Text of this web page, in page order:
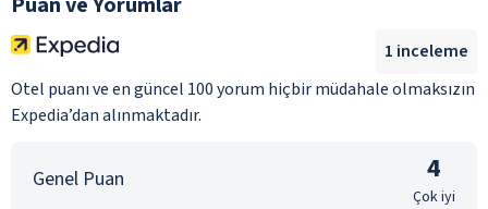
Otel puanı ve en güncel 100 yorum hiçbir müdahale olmaksızın
Expedia’dan alınmaktadır.
1 inceleme
Genel Puan 4
Çok iyi